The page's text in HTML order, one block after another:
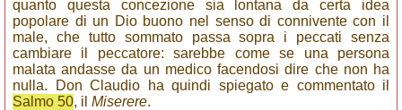
quanto questa concezione sia lontana da certa idea
popolare di un Dio buono nel senso di connivente con il
male, che tutto sommato passa sopra i peccati senza
cambiare il peccatore: sarebbe come se una persona
malata andasse da un medico facendosi dire che non ha
nulla. Don Claudio ha quindi spiegato e commentato il
Salmo 50, il Miserere.